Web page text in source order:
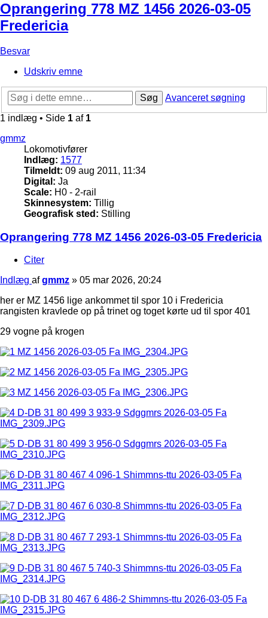
Oprangering 778 MZ 1456 2026-03-05
Fredericia
Besvar
Udskriv emne
Søg
Avanceret søgning
1 indlæg • Side 1 af 1
gmmz
Lokomotivfører
Indlæg: 1577
Tilmeldt: 09 aug 2011, 11:34
Digital: Ja
Scale: H0 - 2-rail
Skinnesystem: Tillig
Geografisk sted: Stilling
Oprangering 778 MZ 1456 2026-03-05 Fredericia
Citer
Indlæg afgmmz » 05 mar 2026, 20:24
her er MZ 1456 lige ankommet til spor 10 i Fredericia
rangisten kravlede op på trinet og toget kørte ud til spor 401
29 vogne på krogen